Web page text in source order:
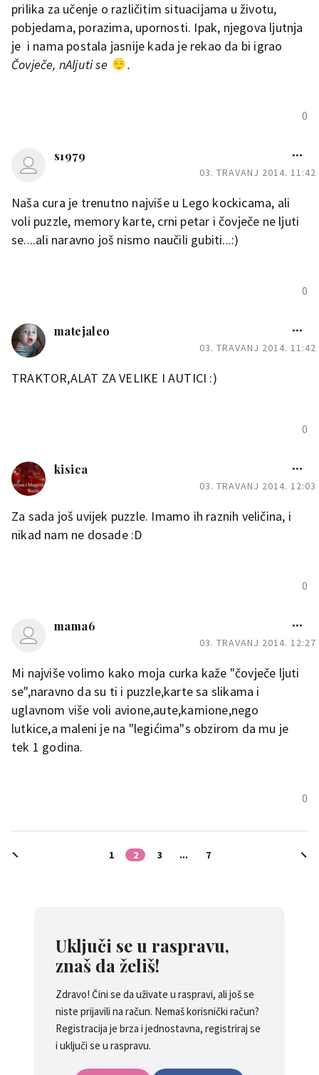
prilika za učenje o različitim situacijama u životu,
pobjedama, porazima, upornosti. Ipak, njegova ljutnja
je i nama postala jasnije kada je rekao da bi igrao
Čovječe, nAljuti se
.
0
s1979
03. TRAVANJ 2014. 11:42
Naša cura je trenutno najviše u Lego kockicama, ali
voli puzzle, memory karte, crni petar i čovječe ne ljuti
se....ali naravno još nismo naučili gubiti...:)
0
matejaleo
03. TRAVANJ 2014. 11:42
TRAKTOR,ALAT ZA VELIKE I AUTICI :)
0
kisica
03. TRAVANJ 2014. 12:03
Za sada još uvijek puzzle. Imamo ih raznih veličina, i
nikad nam ne dosade :D
0
mama6
03. TRAVANJ 2014. 12:27
Mi najviše volimo kako moja curka kaže "čovječe ljuti
se",naravno da su ti i puzzle,karte sa slikama i
uglavnom više voli avione,aute,kamione,nego
lutkice,a maleni je na "legićima"s obzirom da mu je
tek 1 godina.
0
1 2 3 ... 7
Uključi se u raspravu,
znaš da želiš!
Zdravo! Čini se da uživate u raspravi, ali još se
niste prijavili na račun. Nemaš korisnički račun?
Registracija je brza i jednostavna, registriraj se
i uključi se u raspravu.